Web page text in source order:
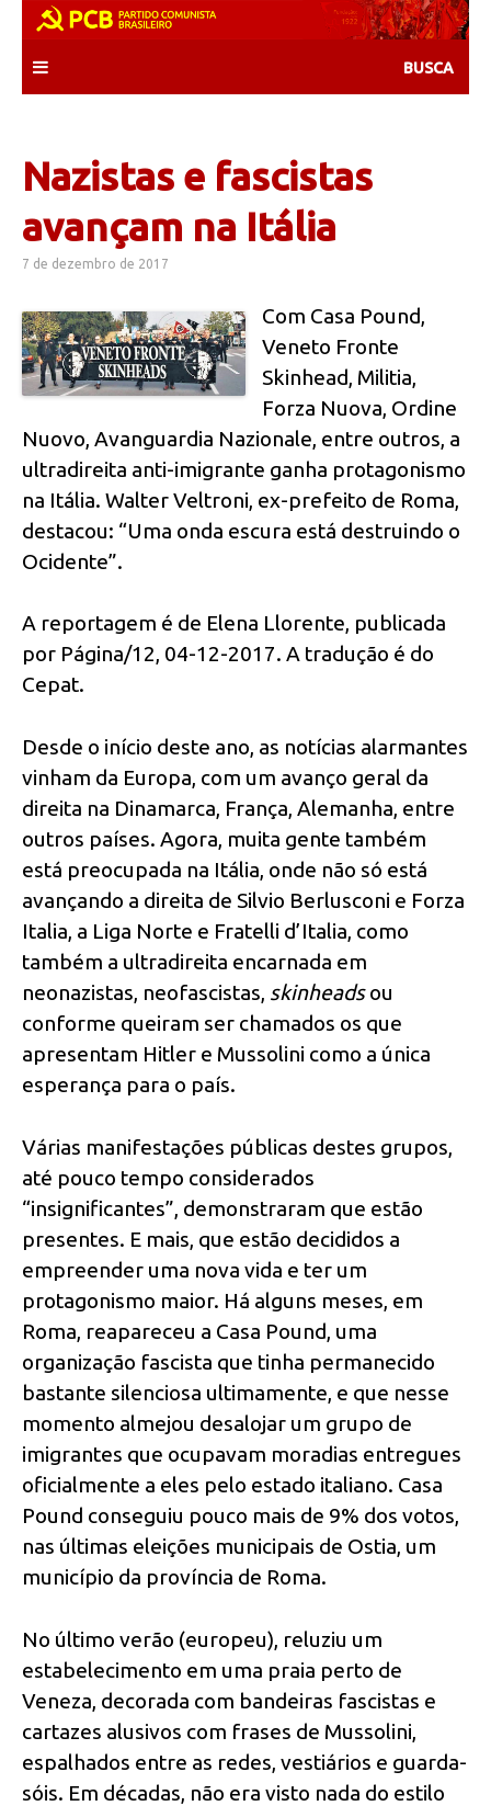
content
Nazistas e fascistas
avançam na Itália
7 de dezembro de 2017
Com Casa Pound,
Veneto Fronte
Skinhead, Militia,
Forza Nuova, Ordine
Nuovo, Avanguardia Nazionale, entre outros, a
ultradireita anti-imigrante ganha protagonismo
na Itália. Walter Veltroni, ex-prefeito de Roma,
destacou: “Uma onda escura está destruindo o
Ocidente”.
A reportagem é de Elena Llorente, publicada
por Página/12, 04-12-2017. A tradução é do
Cepat.
Desde o início deste ano, as notícias alarmantes
vinham da Europa, com um avanço geral da
direita na Dinamarca, França, Alemanha, entre
outros países. Agora, muita gente também
está preocupada na Itália, onde não só está
avançando a direita de Silvio Berlusconi e Forza
Italia, a Liga Norte e Fratelli d’Italia, como
também a ultradireita encarnada em
neonazistas, neofascistas, skinheadsou
conforme queiram ser chamados os que
apresentam Hitler e Mussolini como a única
esperança para o país.
Várias manifestações públicas destes grupos,
até pouco tempo considerados
“insignificantes”, demonstraram que estão
presentes. E mais, que estão decididos a
empreender uma nova vida e ter um
protagonismo maior. Há alguns meses, em
Roma, reapareceu a Casa Pound, uma
organização fascista que tinha permanecido
bastante silenciosa ultimamente, e que nesse
momento almejou desalojar um grupo de
imigrantes que ocupavam moradias entregues
oficialmente a eles pelo estado italiano. Casa
Pound conseguiu pouco mais de 9% dos votos,
nas últimas eleições municipais de Ostia, um
município da província de Roma.
No último verão (europeu), reluziu um
estabelecimento em uma praia perto de
Veneza, decorada com bandeiras fascistas e
cartazes alusivos com frases de Mussolini,
espalhados entre as redes, vestiários e guarda-
sóis. Em décadas, não era visto nada do estilo